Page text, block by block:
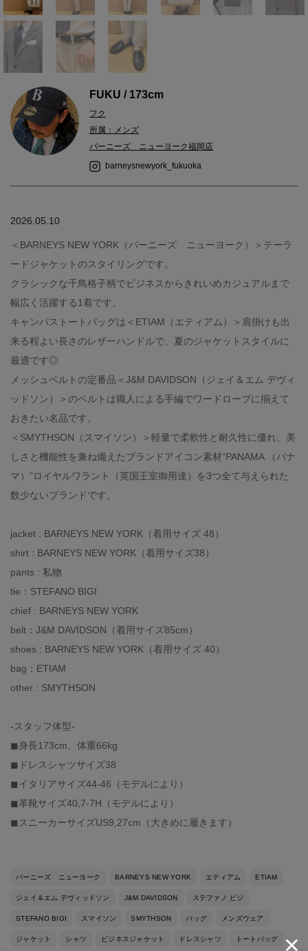
FUKU / 173cm
フク
所属：メンズ
バーニーズ ニューヨーク福岡店
barneysnewyork_fukuoka
2026.05.10
＜BARNEYS NEW YORK（バーニーズ ニューヨーク）＞テーラ
ードジャケットのスタイリングです。
クラシックな千鳥格子柄でビジネスからきれいめカジュアルまで
幅広く活躍する1着です。
キャンバストートバッグは＜ETIAM（エティアム）＞肩掛けも出
来る程よい長さのレザーハンドルで、夏のジャケットスタイルに
最適です◎
メッシュベルトの定番品＜J&M DAVIDSON（ジェイ＆エム デヴィ
ッドソン）＞のベルトは職人による手編でワードローブに揃えて
おきたい名品です。
＜SMYTHSON（スマイソン）＞軽量で柔軟性と耐久性に優れ、美
しさと機能性を兼ね備えたブランドアイコン素材“PANAMA （パナ
マ）”ロイヤルワラント（英国王室御用達）を3つ全て与えられた
数少ないブランドです。
jacket : BARNEYS NEW YORK（着用サイズ 48）
shirt : BARNEYS NEW YORK（着用サイズ38）
pants : 私物
tie：STEFANO BIGI
chief : BARNEYS NEW YORK
belt：J&M DAVIDSON（着用サイズ85cm）
shoes : BARNEYS NEW YORK（着用サイズ 40）
bag：ETIAM
other : SMYTHSON
-スタッフ体型-
◼︎身長173cm、体重66kg
◼︎ドレスシャツサイズ38
◼︎イタリアサイズ44-46（モデルにより）
◼︎革靴サイズ40,7-7H（モデルにより）
◼︎スニーカーサイズUS9,27cm（大きめに履きます）
バーニーズ ニューヨーク BARNEYS NEW YORK エティアム ETIAM
ジェイ＆エム デヴィッドソン J&M DAVIDSON ステファノ ビジ
STEFANO BIGI スマイソン SMYTHSON バッグ メンズウェア
ジャケット シャツ ビジネスジャケット ドレスシャツ トートバッグ